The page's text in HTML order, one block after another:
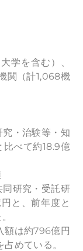
学を含む）、
関（計1,068機
・治験等・知
べて約18.9億
研究・受託研
と、前年度と
額は約796億円
めている。